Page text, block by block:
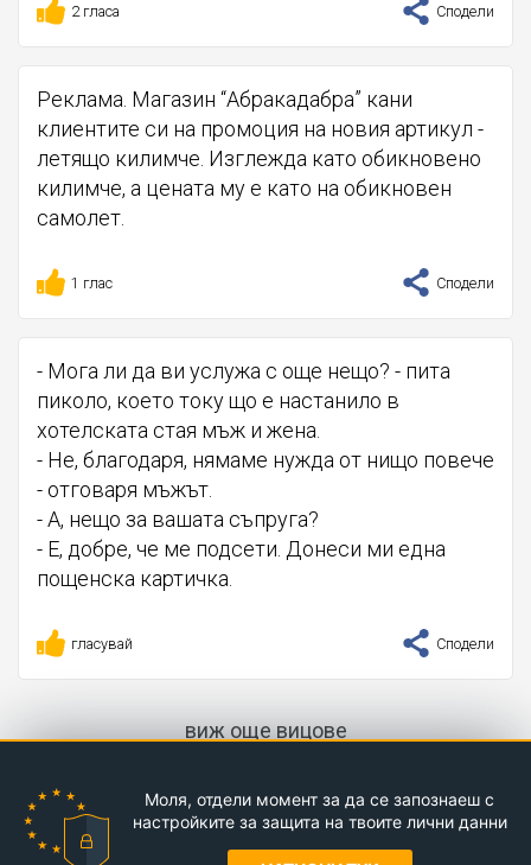
2 гласа Сподели
Реклама. Магазин “Абракадабра” кани
клиентите си на промоция на новия артикул -
летящо килимче. Изглежда като обикновено
килимче, а цената му е като на обикновен
самолет.
1 глас Сподели
- Мога ли да ви услужа с още нещо? - пита
пиколо, което току що е настанило в
хотелската стая мъж и жена.
- Не, благодаря, нямаме нужда от нищо повече
- отговаря мъжът.
- А, нещо за вашата съпруга?
- Е, добре, че ме подсети. Донеси ми една
пощенска картичка.
гласувай Сподели
виж още вицове
Kvo.bg © 2017-2026
Моля, отдели момент за да се запознаеш с
настройките за защита на твоите лични данни